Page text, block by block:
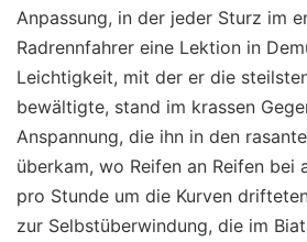
Anpassung, in der jeder Sturz im
Radrennfahrer eine Lektion in
Leichtigkeit, mit der er die
bewältigte, stand im krassen
Anspannung, die ihn in den
überkam, wo Reifen an Reifen bei
pro Stunde um die Kurven
zur Selbstüberwindung, die im